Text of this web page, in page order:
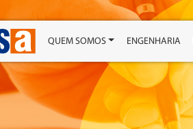
QUEM SOMOS ENGENHARIA